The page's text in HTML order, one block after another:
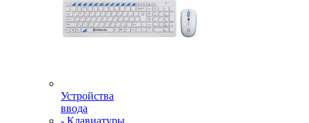
Устройства
ввода
- Клавиатуры